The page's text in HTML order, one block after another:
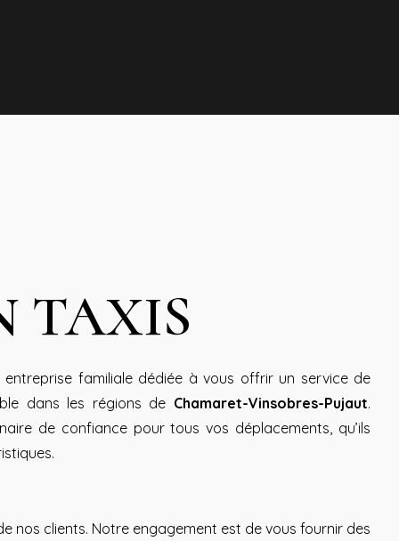
TAXIS
entreprise familiale dédiée à vous offrir un service de
dans les régions de Chamaret-Vinsobres-Pujaut.
de confiance pour tous vos déplacements, qu’ils
nos clients. Notre engagement est de vous fournir des